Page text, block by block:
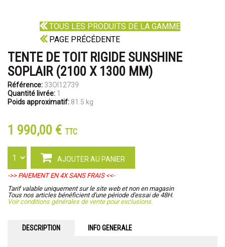
TOUS LES PRODUITS DE LA GAMME
PAGE PRÉCÉDENTE
TENTE DE TOIT RIGIDE SUNSHINE
SOPLAIR (2100 X 1300 MM)
Référence: 33OI12739
Quantité livrée: 1
Poids approximatif: 81.5 kg
1 990,00 € TTC
AJOUTER AU PANIER
->> PAIEMENT EN 4X SANS FRAIS <<-
Tarif valable uniquement sur le site web et non en magasin
Tous nos articles bénéficient d'une période d'essai de 48H.
Voir conditions générales de vente pour exclusions.
DESCRIPTION INFO GENERALE